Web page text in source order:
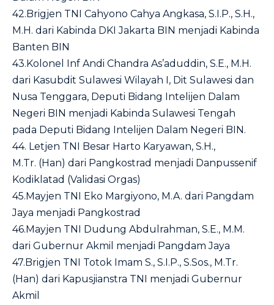
42.Brigjen TNI Cahyono Cahya Angkasa, S.I.P., S.H.,
M.H. dari Kabinda DKI Jakarta BIN menjadi Kabinda
Banten BIN
43.Kolonel Inf Andi Chandra As’aduddin, S.E., M.H.
dari Kasubdit Sulawesi Wilayah I, Dit Sulawesi dan
Nusa Tenggara, Deputi Bidang Intelijen Dalam
Negeri BIN menjadi Kabinda Sulawesi Tengah
pada Deputi Bidang Intelijen Dalam Negeri BIN.
44. Letjen TNI Besar Harto Karyawan, S.H.,
M.Tr. (Han) dari Pangkostrad menjadi Danpussenif
Kodiklatad (Validasi Orgas)
45.Mayjen TNI Eko Margiyono, M.A. dari Pangdam
Jaya menjadi Pangkostrad
46.Mayjen TNI Dudung Abdulrahman, S.E., M.M.
dari Gubernur Akmil menjadi Pangdam Jaya
47.Brigjen TNI Totok Imam S., S.I.P., S.Sos., M.Tr.
(Han) dari Kapusjianstra TNI menjadi Gubernur
Akmil